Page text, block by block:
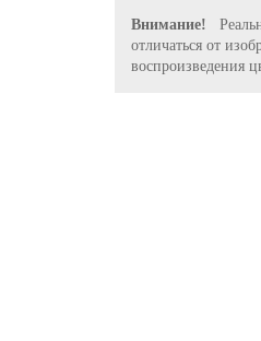
Внимание!
отличаться от
воспроизведения